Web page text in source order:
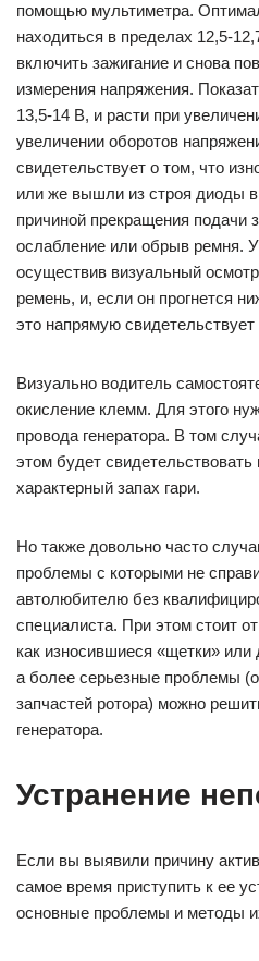
помощью мультиметра.
находиться в пределах 12,5-
включить зажигание и снова
измерения напряжения.
13,5-14 В, и расти при
увеличении оборотов
свидетельствует о том, что
или же вышли из строя диоды
причиной прекращения подачи
ослабление или обрыв ремня.
осуществив визуальный
ремень, и, если он прогнется
это напрямую
Визуально водитель
окисление клемм. Для этого
провода генератора. В том
этом будет
характерный запах гари.
Но также довольно часто
проблемы с которыми не
автолюбителю без
специалиста. При этом стоит
как износившиеся «щетки»
а более серьезные проблемы
запчастей ротора) можно
генератора.
Устранение
Если вы выявили причину
самое время приступить к ее
основные проблемы и методы